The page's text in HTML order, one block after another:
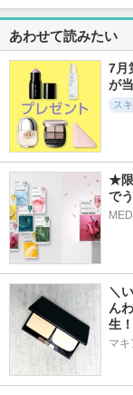
オンマイスキン ハ
ーブピーリングソリ
ューション フェイ
ス用
on:myskin
240件
VC+3ブライトバナ
ナピールマスク
LIALUSTER(リアラス
ター)
5.5
112件
あわせて読みたい
7月
が
ス
★限
で
＼
ん
生！
マキ